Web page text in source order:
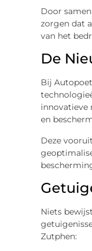
Door
zorgen dat
van het
De
Bij
innovatieve
en
Deze
Niets
Zutphen: